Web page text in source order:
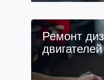
Ремонт
двигателей